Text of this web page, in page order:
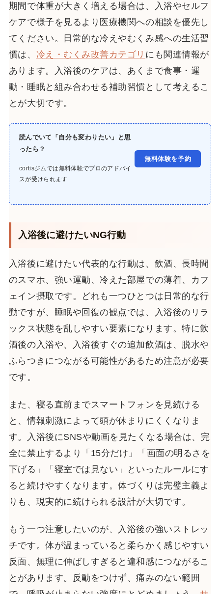
期間で体重が大きく増える場合は、入浴やセルフ
ケアで様子を見るより医療機関への相談を優先し
てください。日常的な冷えやむくみ感への生活習
慣は、 冷え・むくみ改善カテゴリ にも関連情報が
あります。入浴後のケアは、あくまで食事・運
動・睡眠と組み合わせる補助習慣として考えるこ
とが大切です。
読んでいて「自分も変わりたい」と思
ったら？
cortisジムでは無料体験でプロのアドバイ
スが受けられます
無料体験を予約
入浴後に避けたいNG行動
入浴後に避けたい代表的な行動は、飲酒、長時間
のスマホ、強い運動、冷えた部屋での薄着、カフ
ェイン摂取です。どれも一つひとつは日常的な行
動ですが、睡眠や回復の観点では、入浴後のリラ
ックス状態を乱しやすい要素になります。特に飲
酒後の入浴や、入浴後すぐの追加飲酒は、脱水や
ふらつきにつながる可能性があるため注意が必要
です。
また、寝る直前までスマートフォンを見続ける
と、情報刺激によって頭が休まりにくくなりま
す。入浴後にSNSや動画を見たくなる場合は、完
全に禁止するより「15分だけ」「画面の明るさを
下げる」「寝室では見ない」といったルールにす
ると続けやすくなります。体づくりは完璧主義よ
りも、現実的に続けられる設計が大切です。
もう一つ注意したいのが、入浴後の強いストレッ
チです。体が温まっていると柔らかく感じやすい
反面、無理に伸ばしすぎると違和感につながるこ
とがあります。反動をつけず、痛みのない範囲